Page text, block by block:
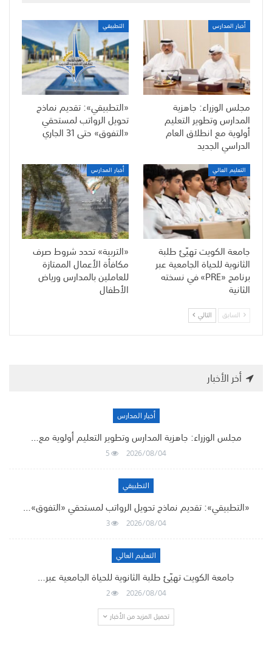
أخبار المدارس
مجلس الوزراء: جاهزية
المدارس وتطوير التعليم
أولوية مع انطلاق العام
الدراسي الجديد
التطبيقي
«التطبيقي»: تقديم نماذج
تحويل الرواتب لمستحقي
«التفوق» حتى 31 الجاري
التعليم العالي
جامعة الكويت تهيّئ طلبة
الثانوية للحياة الجامعية عبر
برنامج «PRE» في نسخته
الثانية
أخبار المدارس
«التربية» تحدد شروط صرف
مكافأة الأعمال الممتازة
للعاملين بالمدارس ورياض
الأطفال
السابق التالي
أخر الأخبار
أخبار المدارس
مجلس الوزراء: جاهزية المدارس وتطوير التعليم أولوية مع…
2026/08/04
5
التطبيقي
«التطبيقي»: تقديم نماذج تحويل الرواتب لمستحقي «التفوق»…
2026/08/04
3
التعليم العالي
جامعة الكويت تهيّئ طلبة الثانوية للحياة الجامعية عبر…
2026/08/04
2
تحميل المزيد من الأخبار